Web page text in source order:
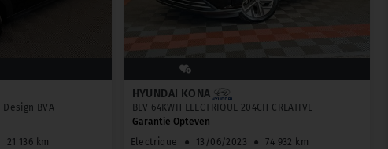
BVA
21 136 km
HYUNDAI KONA
BEV 64KWH ELECTRIQUE 204CH CREATIVE
Garantie Opteven
Electrique
● 13/06/2023 ● 74 932 km